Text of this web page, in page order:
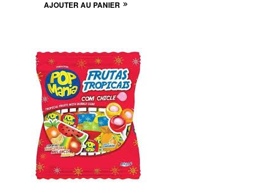
AJOUTER AU PANIER